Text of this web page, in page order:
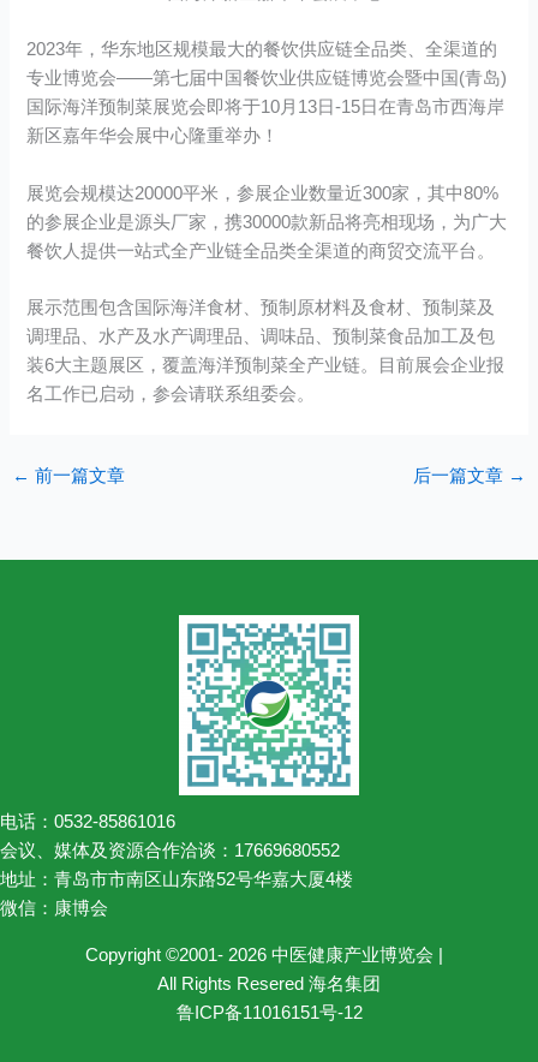
2023年，华东地区规模最大的餐饮供应链全品类、全渠道的
专业博览会——第七届中国餐饮业供应链博览会暨中国(青岛)
国际海洋预制菜展览会即将于10月13日-15日在青岛市西海岸
新区嘉年华会展中心隆重举办！
展览会规模达20000平米，参展企业数量近300家，其中80%
的参展企业是源头厂家，携30000款新品将亮相现场，为广大
餐饮人提供一站式全产业链全品类全渠道的商贸交流平台。
展示范围包含国际海洋食材、预制原材料及食材、预制菜及
调理品、水产及水产调理品、调味品、预制菜食品加工及包
装6大主题展区，覆盖海洋预制菜全产业链。目前展会企业报
名工作已启动，参会请联系组委会。
← 前一篇文章 后一篇文章 →
电话：0532-85861016
会议、媒体及资源合作洽谈：17669680552
地址：青岛市市南区山东路52号华嘉大厦4楼
微信：康博会
Copyright ©2001- 2026 中医健康产业博览会 |
All Rights Resered 海名集团
鲁ICP备11016151号-12